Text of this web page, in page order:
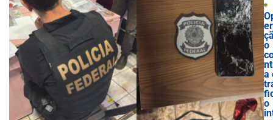
o
a
o